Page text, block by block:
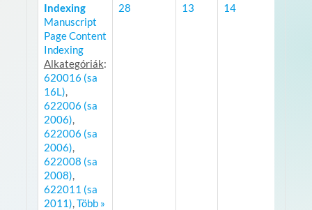
Indexing
Manuscript
Page Content
Indexing
Alkategóriák:
620016 (sa
16L),
622006 (sa
2006),
622006 (sa
2006),
622008 (sa
2008),
622011 (sa
2011),Több »
28 13
14